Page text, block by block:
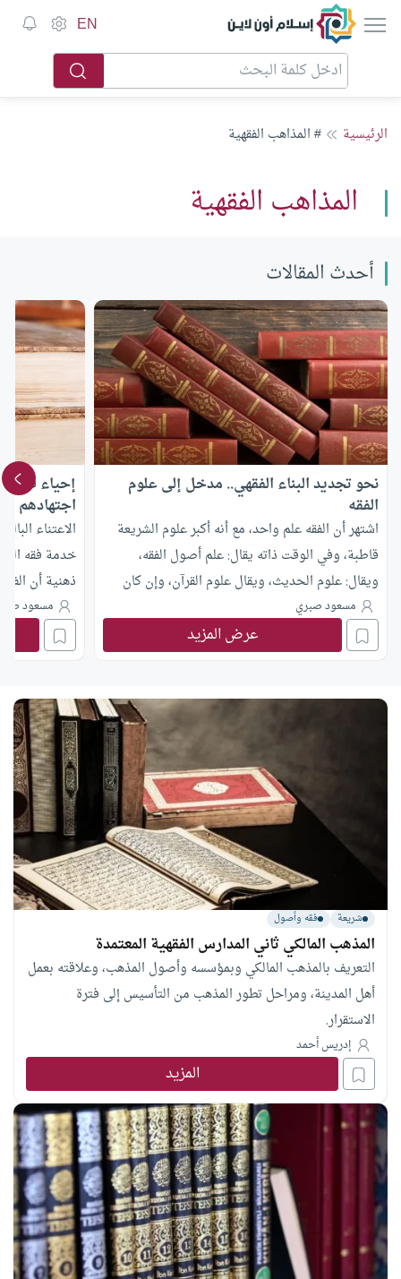
إسلام أون لاين EN
الرئيسية # المذاهب الفقهية
المذاهب الفقهية
أحدث المقالات
نحو تجديد البناء الفقهي.. مدخل إلى علوم
الفقه
اشتهر أن الفقه علم واحد، مع أنه أكبر علوم الشريعة
قاطبة، وفي الوقت ذاته يقال: علم أصول الفقه،
ويقال: علوم الحديث، ويقال علوم القرآن، وإن كان
يقصد بعلوم القرآن أنواعه، فكذلك الفقه له أنواع،
ولهذا كان من الأجدر أن يقال: علوم الفقه، وهي كل
العلوم أو الأنواع التي تتعلق بالأحكام والتشريع،
مسعود صبري
عرض المزيد
إحياء فقه
اجتهادهم
الاعتناء
خدمة فقه
ذهنية أن
مسعود
شريعة فقه وأصول
المذهب المالكي ثاني المدارس الفقهية المعتمدة
التعريف بالمذهب المالكي وبمؤسسه وأصول المذهب، وعلاقته بعمل
أهل المدينة، ومراحل تطور المذهب من التأسيس إلى فترة
الاستقرار.
إدريس أحمد
المزيد